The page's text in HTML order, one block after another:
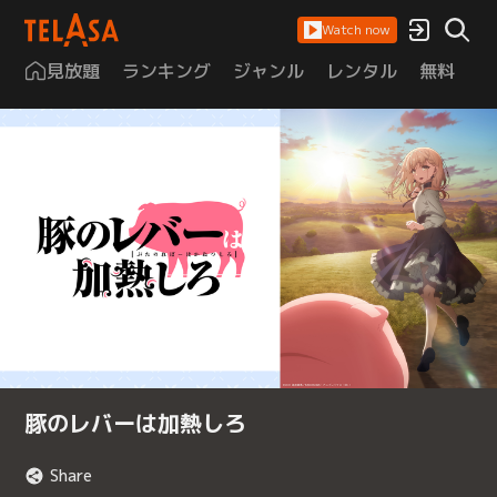
Watch now
見放題 ランキング ジャンル レンタル 無料
豚のレバーは加熱しろ
Share